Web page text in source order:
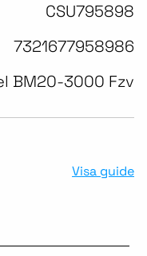
CSU795898
7321677958986
BM20-3000 Fzv
Visa guide